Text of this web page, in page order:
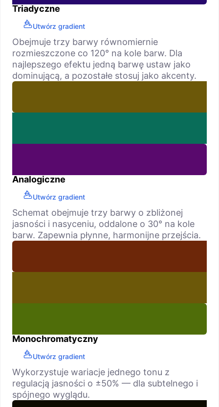
Triadyczne
Utwórz gradient
Obejmuje trzy barwy równomiernie
rozmieszczone co 120° na kole barw. Dla
najlepszego efektu jedną barwę ustaw jako
dominującą, a pozostałe stosuj jako akcenty.
Analogiczne
Utwórz gradient
Schemat obejmuje trzy barwy o zbliżonej
jasności i nasyceniu, oddalone o 30° na kole
barw. Zapewnia płynne, harmonijne przejścia.
Monochromatyczny
Utwórz gradient
Wykorzystuje wariacje jednego tonu z
regulacją jasności o ±50% — dla subtelnego i
spójnego wyglądu.